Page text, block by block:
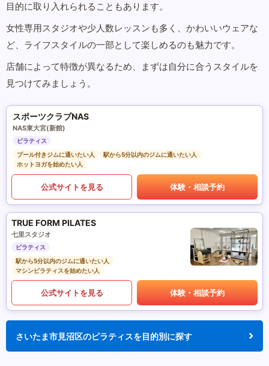
目的に取り入れられることもあります。
女性専用スタジオや少人数レッスンも多く、かわいいウェアな
ど、ライフスタイルの一部として楽しめるのも魅力です。
店舗によって特徴が異なるため、まずは自分に合うスタイルを
見つけてみましょう。
スポーツクラブNAS
NAS東大宮(新館)
ピラティス
プール付きジムに通いたい人
駅から5分以内のジムに通いたい人
ホットヨガを始めたい人
公式サイトを見る 体験・相談予約
TRUE FORM PILATES
七里スタジオ
ピラティス
駅から5分以内のジムに通いたい人
マシンピラティスを始めたい人
公式サイトを見る 体験・相談予約
さいたま市見沼区のピラティスを目的別に探す